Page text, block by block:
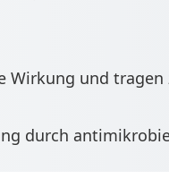
Wirkung und
durch